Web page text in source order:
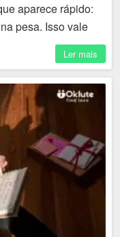
aparece rápido:
pesa. Isso vale
ambientes...
Ler mais